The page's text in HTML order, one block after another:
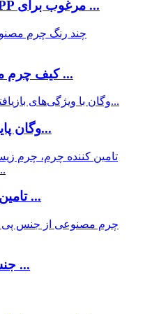
پارچه بافته شده PP مرغوب برای ...
کیف چرم مصنوعی چند رنگ ...
چرم PU وگان پایه گیاهی...
تامین کننده چرم پایدار ...
جنس چرم مصنوعی ...